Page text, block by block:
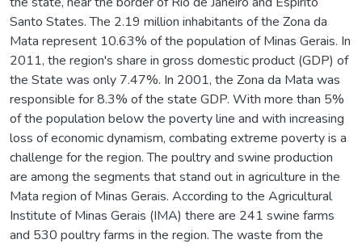
Santo States. The 2.19 million inhabitants of the Zona da
Mata represent 10.63% of the population of Minas Gerais. In
2011, the region's share in gross domestic product (GDP) of
the State was only 7.47%. In 2001, the Zona da Mata was
responsible for 8.3% of the state GDP. With more than 5%
of the population below the poverty line and with increasing
loss of economic dynamism, combating extreme poverty is a
challenge for the region. The poultry and swine production
are among the segments that stand out in agriculture in the
Mata region of Minas Gerais. According to the Agricultural
Institute of Minas Gerais (IMA) there are 241 swine farms
and 530 poultry farms in the region. The waste from the